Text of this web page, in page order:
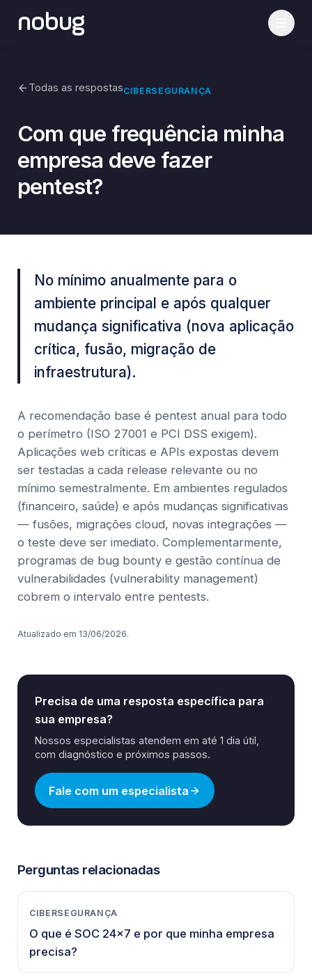
nobug
Todas as respostasCIBERSEGURANÇA
Com que frequência minha
empresa deve fazer
pentest?
No mínimo anualmente para o
ambiente principal e após qualquer
mudança significativa (nova aplicação
crítica, fusão, migração de
infraestrutura).
A recomendação base é pentest anual para todo
o perímetro (ISO 27001 e PCI DSS exigem).
Aplicações web críticas e APIs expostas devem
ser testadas a cada release relevante ou no
mínimo semestralmente. Em ambientes regulados
(financeiro, saúde) e após mudanças significativas
— fusões, migrações cloud, novas integrações —
o teste deve ser imediato. Complementarmente,
programas de bug bounty e gestão contínua de
vulnerabilidades (vulnerability management)
cobrem o intervalo entre pentests.
Atualizado em 13/06/2026.
Precisa de uma resposta específica para
sua empresa?
Nossos especialistas atendem em até 1 dia útil,
com diagnóstico e próximos passos.
Fale com um especialista
Perguntas relacionadas
CIBERSEGURANÇA
O que é SOC 24x7 e por que minha empresa
precisa?